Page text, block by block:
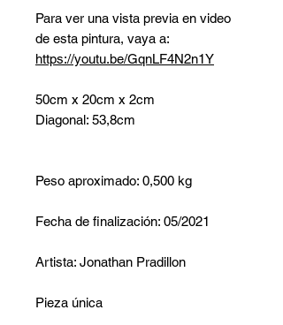
Para ver una vista previa en video
de esta pintura, vaya a:
https://youtu.be/GqnLF4N2n1Y
50cm x 20cm x 2cm
Diagonal: 53,8cm
Peso aproximado: 0,500 kg
Fecha de finalización: 05/2021
Artista: Jonathan Pradillon
Pieza única